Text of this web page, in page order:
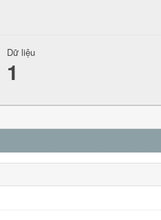
Dữ liệu
1